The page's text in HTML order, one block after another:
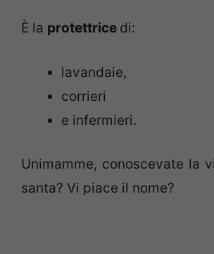
È la protettrice di:
lavandaie,
corrieri
e infermieri.
Unimamme, conoscevate la
santa? Vi piace il nome?